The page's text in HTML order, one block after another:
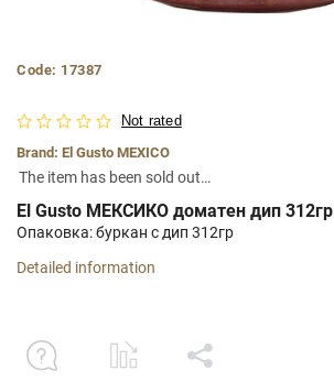
Code: 17387
Not rated
Brand: El Gusto MEXICO
The item has been sold out…
El Gusto МЕКСИКО доматен дип 312гр
Опаковка: буркан с дип 312гр
Detailed information